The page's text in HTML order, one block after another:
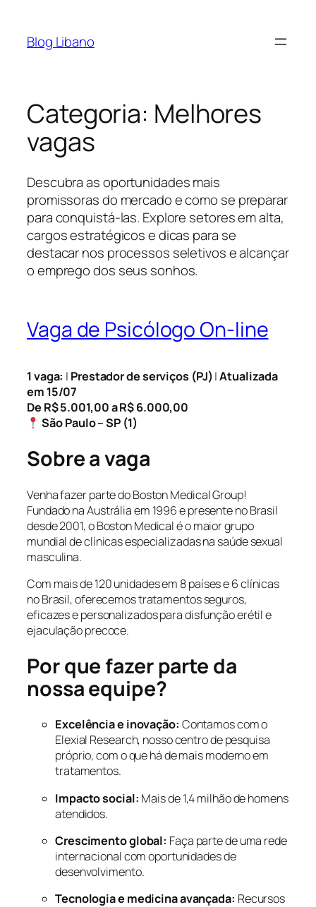
Blog Libano
Categoria: Melhores
vagas
Descubra as oportunidades mais
promissoras do mercado e como se preparar
para conquistá-las. Explore setores em alta,
cargos estratégicos e dicas para se
destacar nos processos seletivos e alcançar
o emprego dos seus sonhos.
Vaga de Psicólogo On-line
1 vaga: | Prestador de serviços (PJ) |Atualizada
em 15/07
De R$ 5.001,00 a R$ 6.000,00
São Paulo – SP (1)
Sobre a vaga
Venha fazer parte do Boston Medical Group!
Fundado na Austrália em 1996 e presente no Brasil
desde 2001, o Boston Medical é o maior grupo
mundial de clínicas especializadas na saúde sexual
masculina.
Com mais de 120 unidades em 8 países e 6 clínicas
no Brasil, oferecemos tratamentos seguros,
eficazes e personalizados para disfunção erétil e
ejaculação precoce.
Por que fazer parte da
nossa equipe?
Excelência e inovação: Contamos com o
Elexial Research, nosso centro de pesquisa
próprio, com o que há de mais moderno em
tratamentos.
Impacto social: Mais de 1,4 milhão de homens
atendidos.
Crescimento global: Faça parte de uma rede
internacional com oportunidades de
desenvolvimento.
Tecnologia e medicina avançada: Recursos